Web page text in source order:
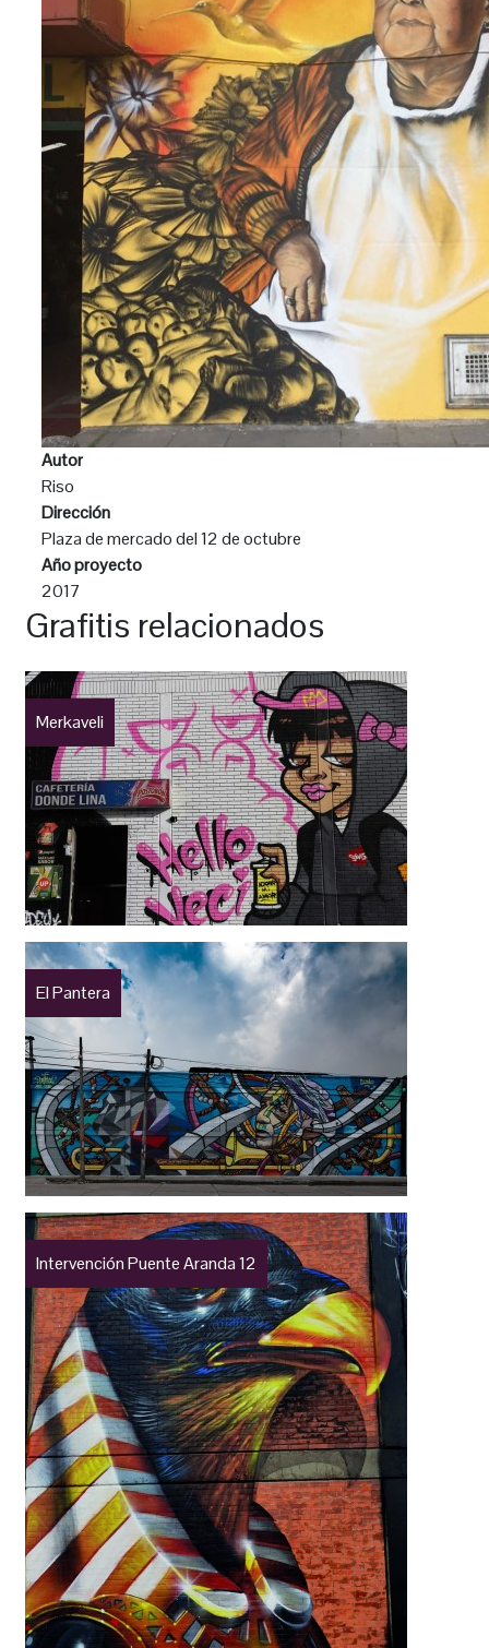
Autor
Riso
Dirección
Plaza de mercado del 12 de octubre
Año proyecto
2017
Grafitis relacionados
Merkaveli
El Pantera
Intervención Puente Aranda 12